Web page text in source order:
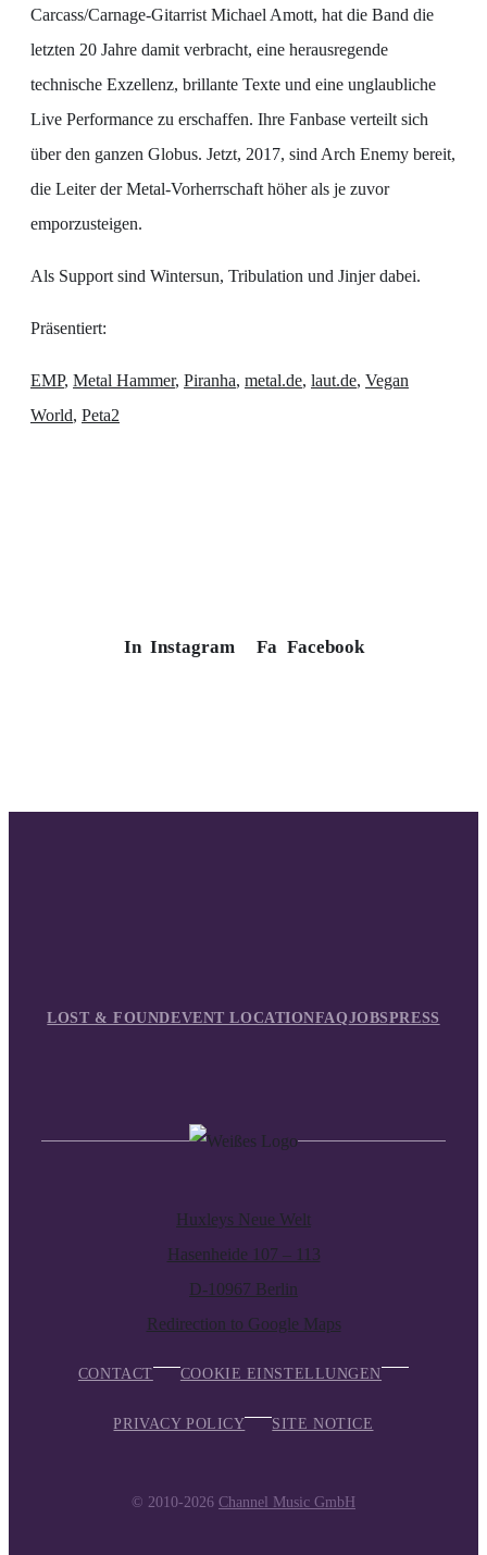
Carcass/Carnage-Gitarrist Michael Amott, hat die Band die
letzten 20 Jahre damit verbracht, eine herausregende
technische Exzellenz, brillante Texte und eine unglaubliche
Live Performance zu erschaffen. Ihre Fanbase verteilt sich
über den ganzen Globus. Jetzt, 2017, sind Arch Enemy bereit,
die Leiter der Metal-Vorherrschaft höher als je zuvor
emporzusteigen.
Als Support sind Wintersun, Tribulation und Jinjer dabei.
Präsentiert:
EMP, Metal Hammer, Piranha, metal.de, laut.de, Vegan
World, Peta2
In Instagram Fa Facebook
LOST & FOUNDEVENT LOCATIONFAQJOBSPRESS
Huxleys Neue Welt
Hasenheide 107 – 113
D-10967 Berlin
Redirection to Google Maps
CONTACT COOKIE EINSTELLUNGEN
PRIVACY POLICY SITE NOTICE
© 2010-2026 Channel Music GmbH